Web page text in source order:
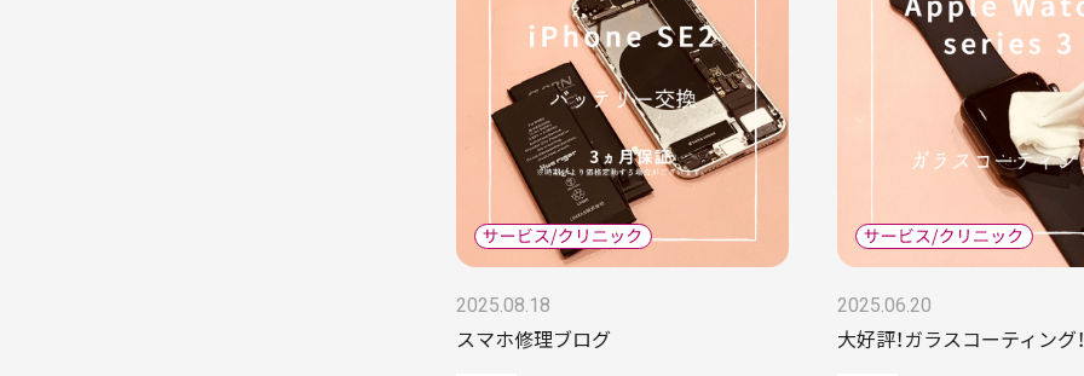
2025.08.18
スマホ修理ブログ
2025.06.20
大好評！ガラスコーティング！